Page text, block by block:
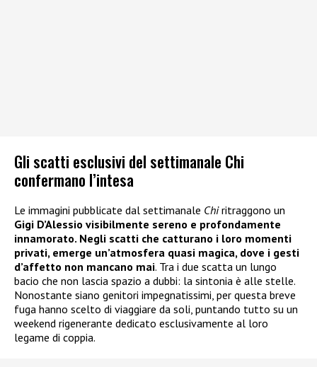
Gli scatti esclusivi del settimanale Chi
confermano l’intesa
Le immagini pubblicate dal settimanale Chiritraggono un
Gigi D’Alessio visibilmente sereno e profondamente
innamorato. Negli scatti che catturano i loro momenti
privati, emerge un’atmosfera quasi magica, dove i gesti
d’affetto non mancano mai. Tra i due scatta un lungo
bacio che non lascia spazio a dubbi: la sintonia è alle stelle.
Nonostante siano genitori impegnatissimi, per questa breve
fuga hanno scelto di viaggiare da soli, puntando tutto su un
weekend rigenerante dedicato esclusivamente al loro
legame di coppia.